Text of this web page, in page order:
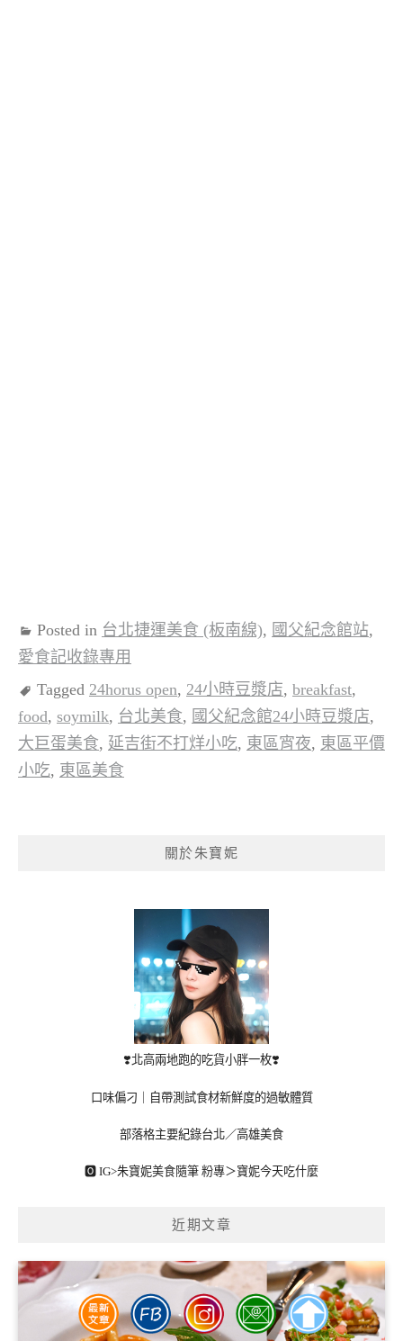
Posted in 台北捷運美食 (板南線), 國父紀念館站,
愛食記收錄專用
Tagged 24horus open, 24小時豆漿店, breakfast,
food, soymilk, 台北美食, 國父紀念館24小時豆漿店,
大巨蛋美食, 延吉街不打烊小吃, 東區宵夜, 東區平價
小吃, 東區美食
關於朱寶妮
❣️北高兩地跑的吃貨小胖一枚❣️
口味偏刁｜自帶測試食材新鮮度的過敏體質
部落格主要紀錄台北／高雄美食
🅾 IG>朱寶妮美食隨筆 粉專＞寶妮今天吃什麼
近期文章